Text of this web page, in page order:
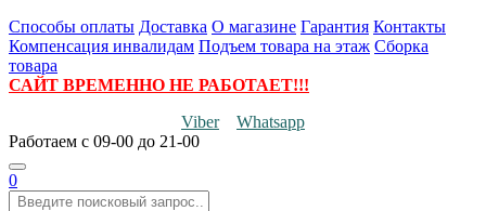
Способы оплаты Доставка О магазине Гарантия Контакты
Компенсация инвалидам Подъем товара на этаж Сборка
товара
САЙТ ВРЕМЕННО НЕ РАБОТАЕТ!!!
Viber
Whatsapp
Работаем с 09-00 до 21-00
0